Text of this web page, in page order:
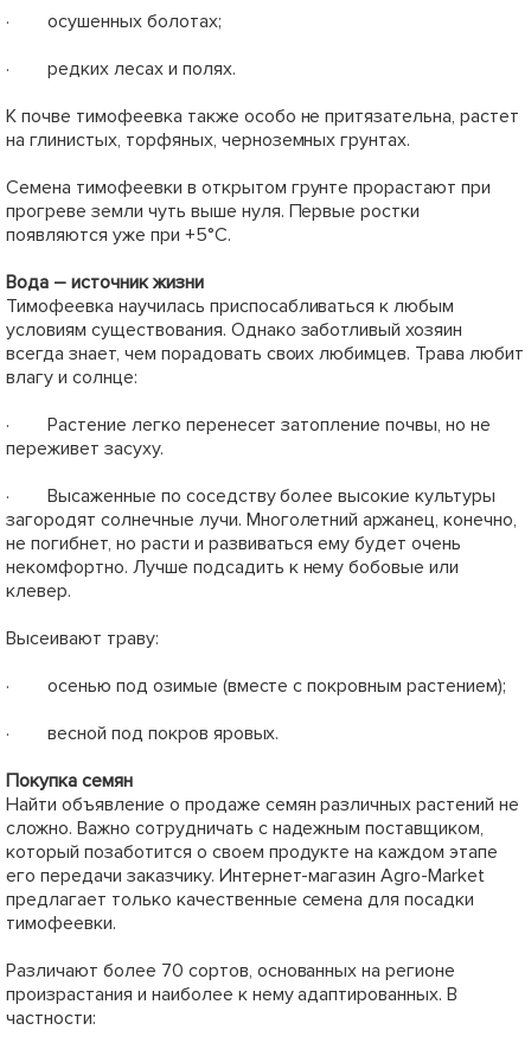
· осушенных болотах;
· редких лесах и полях.
К почве тимофеевка также особо не притязательна, растет
на глинистых, торфяных, черноземных грунтах.
Семена тимофеевки в открытом грунте прорастают при
прогреве земли чуть выше нуля. Первые ростки
появляются уже при +5°С.
Вода – источник жизни
Тимофеевка научилась приспосабливаться к любым
условиям существования. Однако заботливый хозяин
всегда знает, чем порадовать своих любимцев. Трава любит
влагу и солнце:
· Растение легко перенесет затопление почвы, но не
переживет засуху.
· Высаженные по соседству более высокие культуры
загородят солнечные лучи. Многолетний аржанец, конечно,
не погибнет, но расти и развиваться ему будет очень
некомфортно. Лучше подсадить к нему бобовые или
клевер.
Высеивают траву:
· осенью под озимые (вместе с покровным растением);
· весной под покров яровых.
Покупка семян
Найти объявление о продаже семян различных растений не
сложно. Важно сотрудничать с надежным поставщиком,
который позаботится о своем продукте на каждом этапе
его передачи заказчику. Интернет-магазин Agro-Market
предлагает только качественные семена для посадки
тимофеевки.
Различают более 70 сортов, основанных на регионе
произрастания и наиболее к нему адаптированных. В
частности: